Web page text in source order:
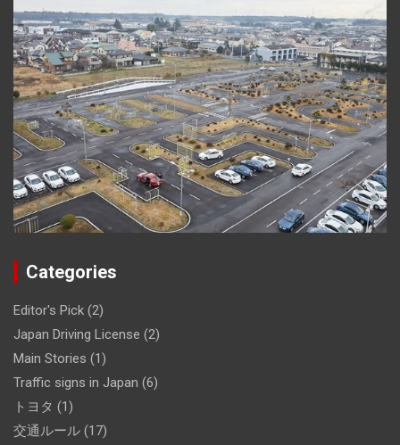
Categories
Editor's Pick (2)
Japan Driving License (2)
Main Stories (1)
Traffic signs in Japan (6)
トヨタ (1)
交通ルール (17)